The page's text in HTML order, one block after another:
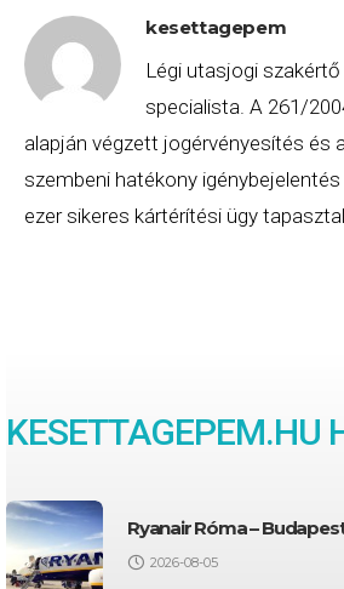
kesettagepem
Légi utasjogi
specialista. A 261/
alapján végzett jogérvényesítés és
szembeni hatékony
ezer sikeres kártérítési ügy
KESETTAGEPEM.HU
Ryanair Róma –
2026-08-05